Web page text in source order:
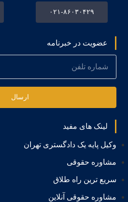
۰۲۱-۸۶۰۳۰۴۲۹
عضویت در خبرنامه
ارسال
لینک های مفید
وکیل پایه یک دادگستری تهران
مشاوره حقوقی
سریع ترین راه طلاق
مشاوره حقوقی آنلاین